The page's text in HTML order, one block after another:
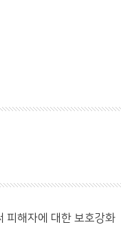
피해자에 대한 보호강화